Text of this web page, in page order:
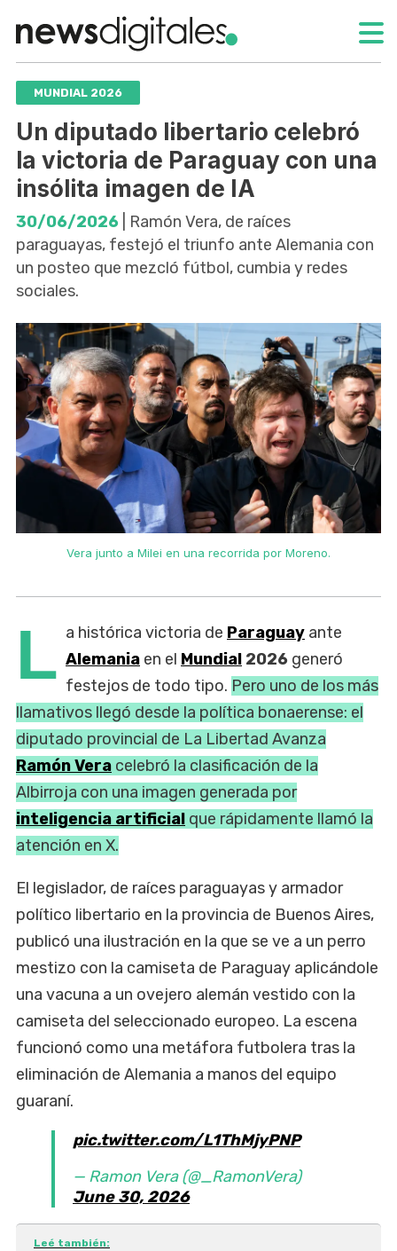
MUNDIAL 2026
Un diputado libertario celebró
la victoria de Paraguay con una
insólita imagen de IA
30/06/2026 | Ramón Vera, de raíces
paraguayas, festejó el triunfo ante Alemania con
un posteo que mezcló fútbol, cumbia y redes
sociales.
Vera junto a Milei en una recorrida por Moreno.
L a histórica victoria de Paraguay ante
Alemania en el Mundial 2026 generó
festejos de todo tipo. Pero uno de los más
llamativos llegó desde la política bonaerense: el
diputado provincial de La Libertad Avanza
Ramón Vera celebró la clasificación de la
Albirroja con una imagen generada por
inteligencia artificial que rápidamente llamó la
atención en X.
El legislador, de raíces paraguayas y armador
político libertario en la provincia de Buenos Aires,
publicó una ilustración en la que se ve a un perro
mestizo con la camiseta de Paraguay aplicándole
una vacuna a un ovejero alemán vestido con la
camiseta del seleccionado europeo. La escena
funcionó como una metáfora futbolera tras la
eliminación de Alemania a manos del equipo
guaraní.
pic.twitter.com/L1ThMjyPNP
— Ramon Vera (@_RamonVera)
June 30, 2026
Leé también: